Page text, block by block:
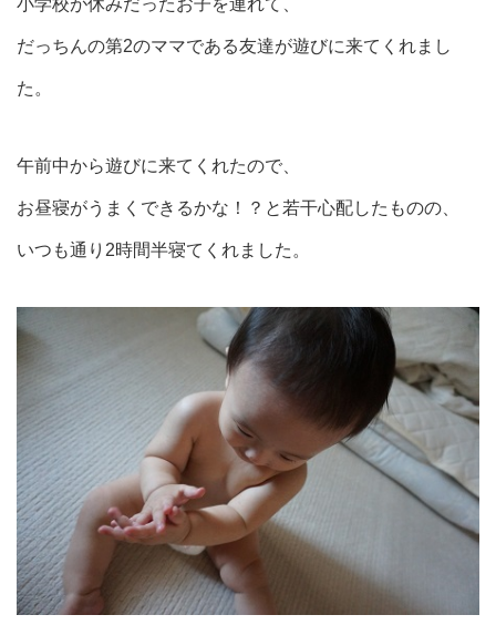
小学校が休みだったお子を連れて、
だっちんの第2のママである友達が遊びに来てくれまし
た。
午前中から遊びに来てくれたので、
お昼寝がうまくできるかな！？と若干心配したものの、
いつも通り2時間半寝てくれました。